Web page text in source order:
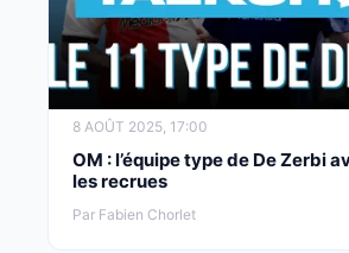
8 AOÛT 2025, 17:00
OM : l’équipe type de De Zerbi
les recrues
Par Fabien Chorlet